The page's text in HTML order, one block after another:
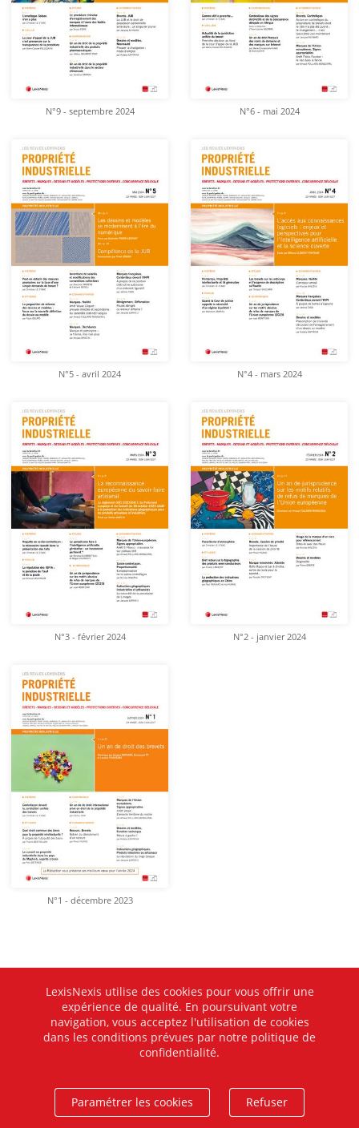
N°9 - septembre 2024 N°6 - mai 2024
N°5 - avril 2024 N°4 - mars 2024
N°3 - février 2024 N°2 - janvier 2024
N°1 - décembre 2023
LexisNexis utilise des cookies pour vous offrir une
expérience de qualité. En poursuivant votre
navigation, vous acceptez l'utilisation de cookies
dans les conditions prévues par notre politique de
confidentialité.
Paramétrer les cookies Refuser